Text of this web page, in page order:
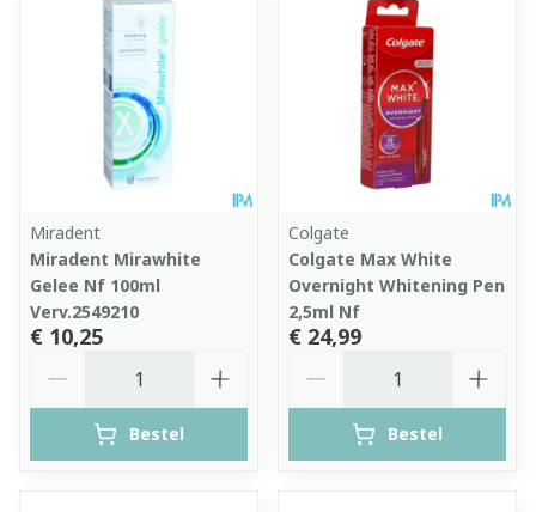
Miradent
Miradent Mirawhite
Gelee Nf 100ml
Verv.2549210
€ 10,25
Bestel
Colgate
Colgate Max White
Overnight Whitening Pen
2,5ml Nf
€ 24,99
Bestel